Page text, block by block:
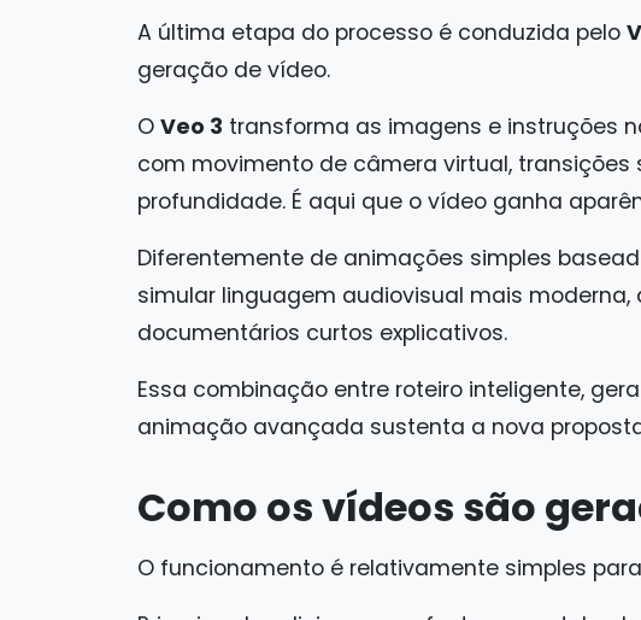
A última etapa do processo é conduzida pelo
geração de vídeo.
O Veo 3 transforma as imagens e instruções
com movimento de câmera virtual, transições
profundidade. É aqui que o vídeo ganha
Diferentemente de animações simples
simular linguagem audiovisual mais
documentários curtos explicativos.
Essa combinação entre roteiro inteligente,
animação avançada sustenta a nova
Como os vídeos são
O funcionamento é relativamente simples